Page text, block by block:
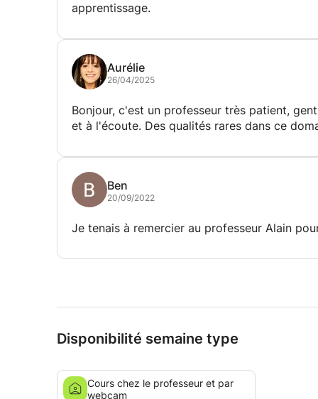
apprentissage.
Aurélie
26/04/2025
Bonjour, c'est un professeur très patient,
et à l'écoute. Des qualités rares dans ce
Ben
20/09/2022
Je tenais à remercier au professeur Alain
Disponibilité semaine type
Cours chez le professeur et par
webcam